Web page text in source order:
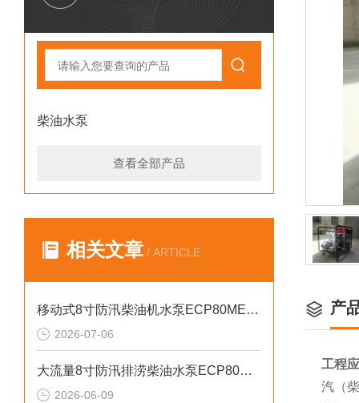
柴油水泵
查看全部产品
相关文章 / ARTICLE
移动式8寸防汛柴油机水泵ECP80ME产品介绍
2026-07-06
大流量8寸防汛排涝柴油水泵ECP80ME产品介绍
2026-06-09
产
工程
汽（